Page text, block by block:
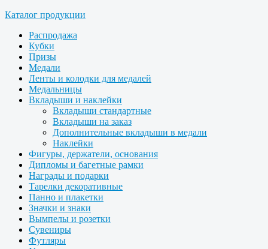
Каталог продукции
Распродажа
Кубки
Призы
Медали
Ленты и колодки для медалей
Медальницы
Вкладыши и наклейки
Вкладыши стандартные
Вкладыши на заказ
Дополнительные вкладыши в медали
Наклейки
Фигуры, держатели, основания
Дипломы и багетные рамки
Награды и подарки
Тарелки декоративные
Панно и плакетки
Значки и знаки
Вымпелы и розетки
Сувениры
Футляры